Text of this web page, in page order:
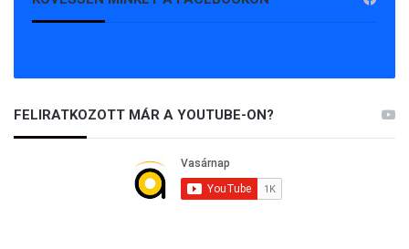
FELIRATKOZOTT MÁR A YOUTUBE-ON?